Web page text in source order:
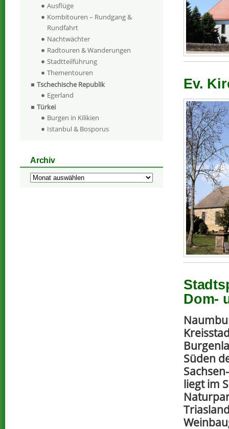
Ev.
Dom-
Süden
liegt im
Ausflüge
Kombitouren – Rundgang &
Rundfahrt
Nachtwächter
Radtouren & Wanderungen
Stadtteilführung
Thementouren
Tschechische Republik
Egerland
Türkei
Burgen in Kilikien
Istanbul & Bosporus
Archiv
Archiv